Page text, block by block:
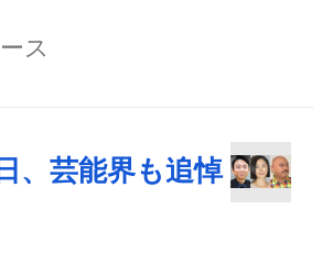
ス
、芸能界も追悼